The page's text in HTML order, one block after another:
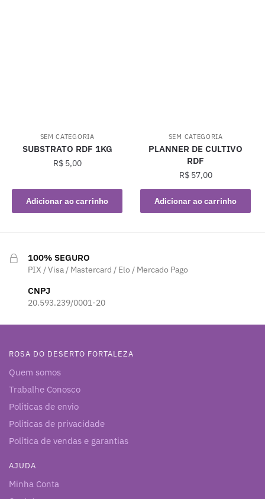
SEM CATEGORIA
SUBSTRATO RDF 1KG
R$5,00
Adicionar ao carrinho
SEM CATEGORIA
PLANNER DE CULTIVO
RDF
R$57,00
Adicionar ao carrinho
100% SEGURO
PIX / Visa / Mastercard / Elo / Mercado Pago
CNPJ
20.593.239/0001-20
ROSA DO DESERTO FORTALEZA
Quem somos
Trabalhe Conosco
Políticas de envio
Políticas de privacidade
Política de vendas e garantias
AJUDA
Minha Conta